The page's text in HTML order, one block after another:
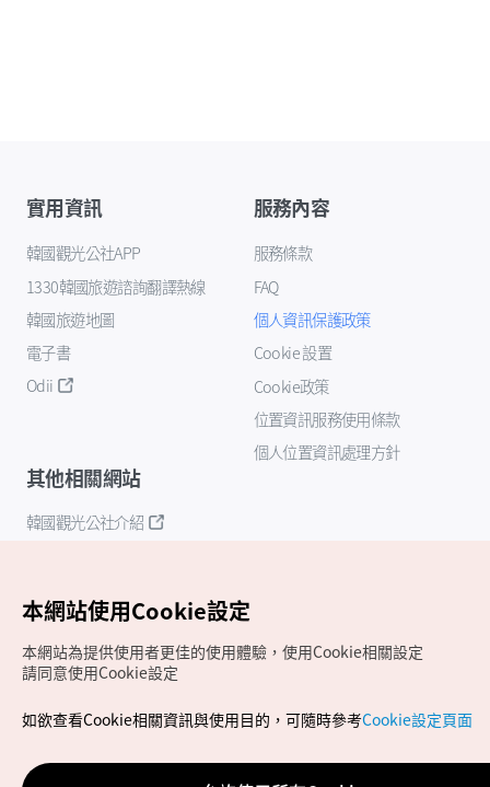
實用資訊
韓國觀光公社APP
1330韓國旅遊諮詢翻譯熱線
韓國旅遊地圖
電子書
Odii
服務內容
服務條款
FAQ
個人資訊保護政策
Cookie 設置
Cookie政策
位置資訊服務使用條款
個人位置資訊處理方針
其他相關網站
韓國觀光公社介紹
Copyrights (c) 韓國觀光公社版權所有
如有相關疑問或建議，歡迎來信至官方信箱
chinese_big5@knto.or.kr
本網站使用Cookie設定
本網站為提供使用者更佳的使用體驗，使用Cookie相關設定
請同意使用Cookie設定
如欲查看Cookie相關資訊與使用目的，可隨時參考Cookie設定頁面